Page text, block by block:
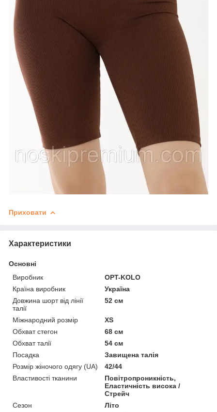
Приховати
Характеристики
Основні
Виробник
OPT-KOLO
Країна виробник
Україна
Довжина шорт від лінії
талії
52 см
Міжнародний розмір
XS
Обхват стегон
68 см
Обхват талії
54 см
Посадка
Завищена талія
Розмір жіночого одягу (UA)
42/44
Властивості тканини
Повітропроникність,
Еластичність висока /
Стрейч
Сезон
Літо